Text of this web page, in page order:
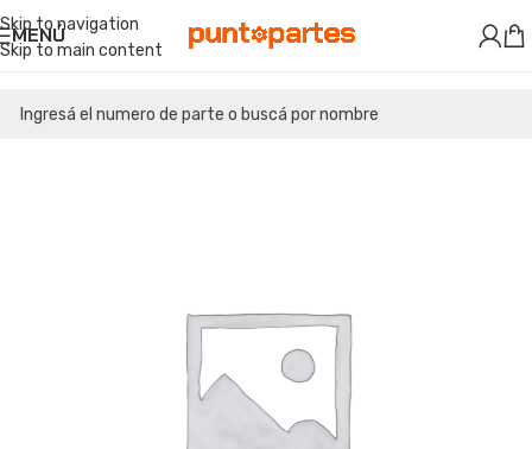
Skip to navigation
Skip to main content
MENÚ